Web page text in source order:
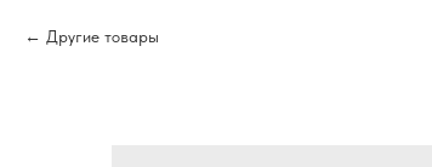
Другие товары